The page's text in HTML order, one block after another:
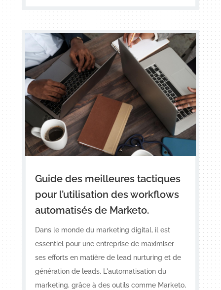
Guide des meilleures tactiques
pour l’utilisation des workflows
automatisés de Marketo.
Dans le monde du marketing digital, il est
essentiel pour une entreprise de maximiser
ses efforts en matière de lead nurturing et de
génération de leads. L'automatisation du
marketing, grâce à des outils comme Marketo,